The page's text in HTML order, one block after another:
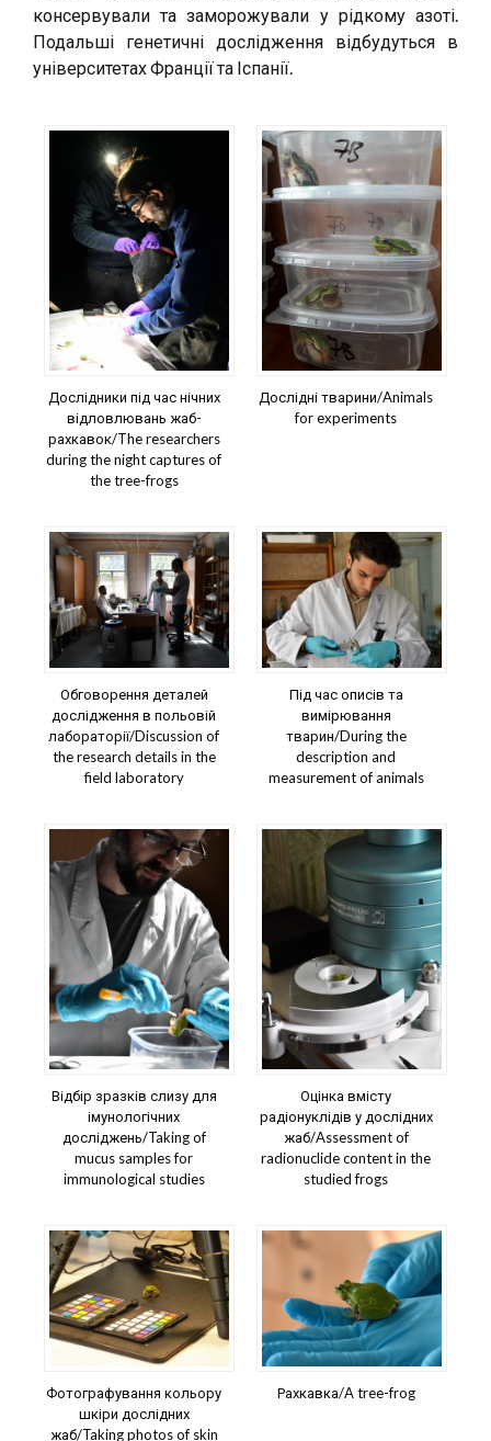
консервували та заморожували у рідкому азоті.
Подальші генетичні дослідження відбудуться в
університетах Франції та Іспанії.
Дослідники під час нічних
відловлювань жаб-
рахкавок/The researchers
during the night captures of
the tree-frogs
Дослідні тварини/Animals
for experiments
Обговорення деталей
дослідження в польовій
лабораторії/Discussion of
the research details in the
field laboratory
Під час описів та
вимірювання
тварин/During the
description and
measurement of animals
Відбір зразків слизу для
імунологічних
досліджень/Taking of
mucus samples for
immunological studies
Оцінка вмісту
радіонуклідів у дослідних
жаб/Assessment of
radionuclide content in the
studied frogs
Фотографування кольору
шкіри дослідних
жаб/Taking photos of skin
Рахкавка/A tree-frog